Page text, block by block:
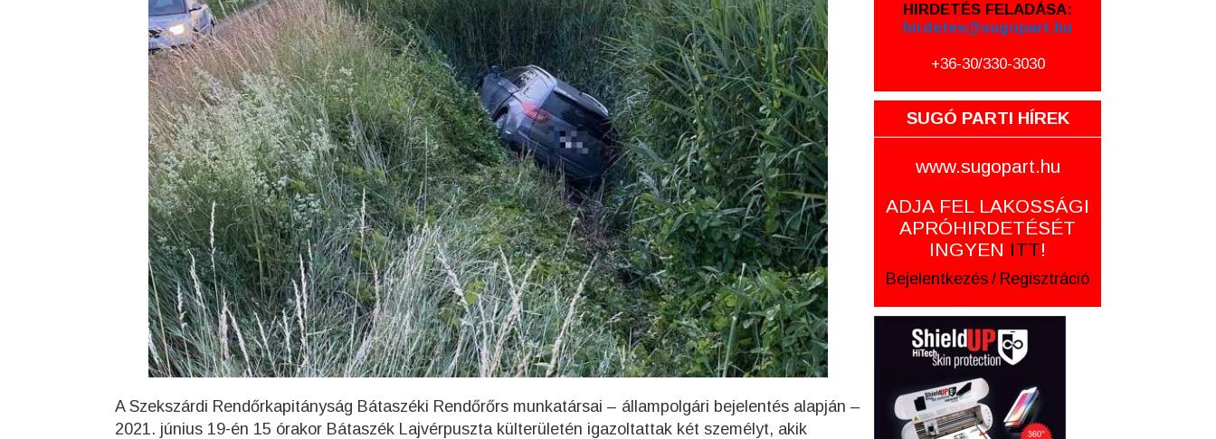
A Szekszárdi Rendőrkapitányság Bátaszéki Rendőrőrs munkatársai – állampolgári bejelentés alapján –
2021. június 19-én 15 órakor Bátaszék Lajvérpuszta külterületén igazoltattak két személyt, akik
HIRDETÉS FELADÁSA:
hirdetes@sugopart.hu
+36-30/330-3030
SUGÓ PARTI HÍREK
www.sugopart.hu
ADJA FEL LAKOSSÁGI
APRÓHIRDETÉSÉT
INGYEN ITT!
Bejelentkezés / Regisztráció